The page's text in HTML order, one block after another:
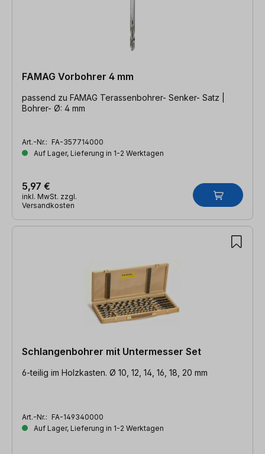
FAMAG Vorbohrer 4 mm
passend zu FAMAG Terassenbohrer- Senker- Satz |
Bohrer- Ø: 4 mm
Art.-Nr.: FA-357714000
Auf Lager, Lieferung in 1-2 Werktagen
5,97 €
inkl. MwSt. zzgl.
Versandkosten
Schlangenbohrer mit Untermesser Set
6-teilig im Holzkasten. Ø 10, 12, 14, 16, 18, 20 mm
Art.-Nr.: FA-149340000
Auf Lager, Lieferung in 1-2 Werktagen